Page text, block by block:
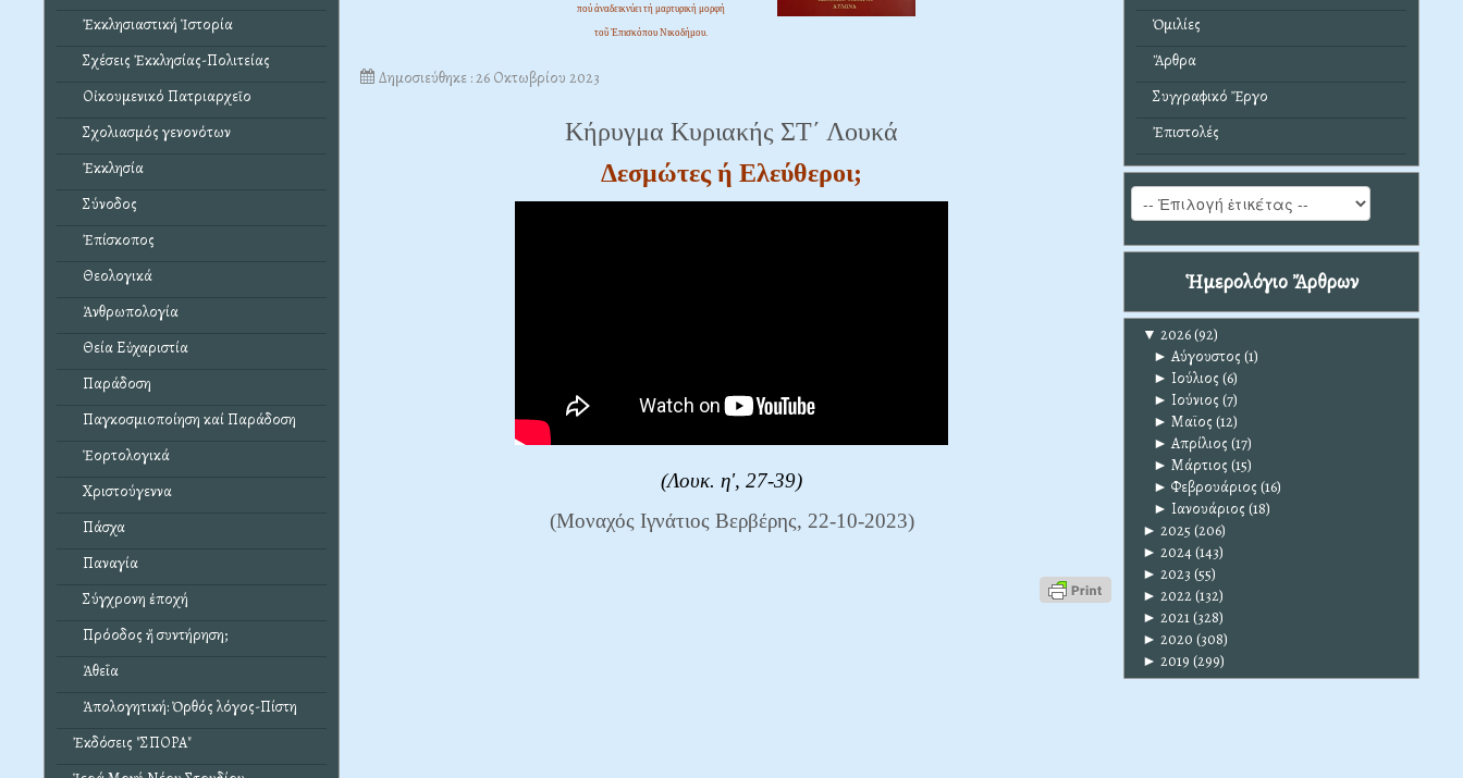
Ἐκκλησιαστική Ἱστορία
Σχέσεις Ἐκκλησίας-Πολιτείας
Οἰκουμενικό Πατριαρχεῖο
Σχολιασμός γενονότων
Ἐκκλησία
Σύνοδος
Ἐπίσκοπος
Θεολογικά
Ἀνθρωπολογία
Θεία Εὐχαριστία
Παράδοση
Παγκοσμιοποίηση καί Παράδοση
Ἑορτολογικά
Χριστούγεννα
Πάσχα
Παναγία
Σύγχρονη ἐποχή
Πρόοδος ἤ συντήρηση;
Ἀθεΐα
Ἀπολογητική: Ὀρθός λόγος-Πίστη
Ἐκδόσεις "ΣΠΟΡΑ"
πού ἀναδεικνύει τή μαρτυρική μορφή
τοῦ Ἐπισκόπου Νικοδήμου.
Δημοσιεύθηκε : 26 Οκτωβρίου 2023
Κήρυγμα Κυριακής ΣΤ΄ Λουκά
Δεσμώτες ή Ελεύθεροι;
(Λουκ. η', 27-39)
(Μοναχός Ιγνάτιος Βερβέρης, 22-10-2023)
Ὁμιλίες
Ἄρθρα
Συγγραφικό Ἔργο
Ἐπιστολές
Ἡμερολόγιο Ἄρθρων
▼ 2026(92)
► Αύγουστος (1)
► Ιούλιος (6)
► Ιούνιος (7)
► Μαϊος (12)
► Απρίλιος (17)
► Μάρτιος (15)
► Φεβρουάριος (16)
► Ιανουάριος (18)
► 2025 (206)
► 2024(143)
► 2023 (55)
► 2022(132)
► 2021(328)
► 2020 (308)
► 2019 (299)